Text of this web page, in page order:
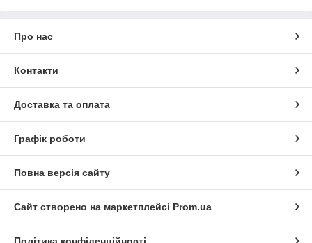
Про нас
Контакти
Доставка та оплата
Графік роботи
Повна версія сайту
Сайт створено на маркетплейсі Prom.ua